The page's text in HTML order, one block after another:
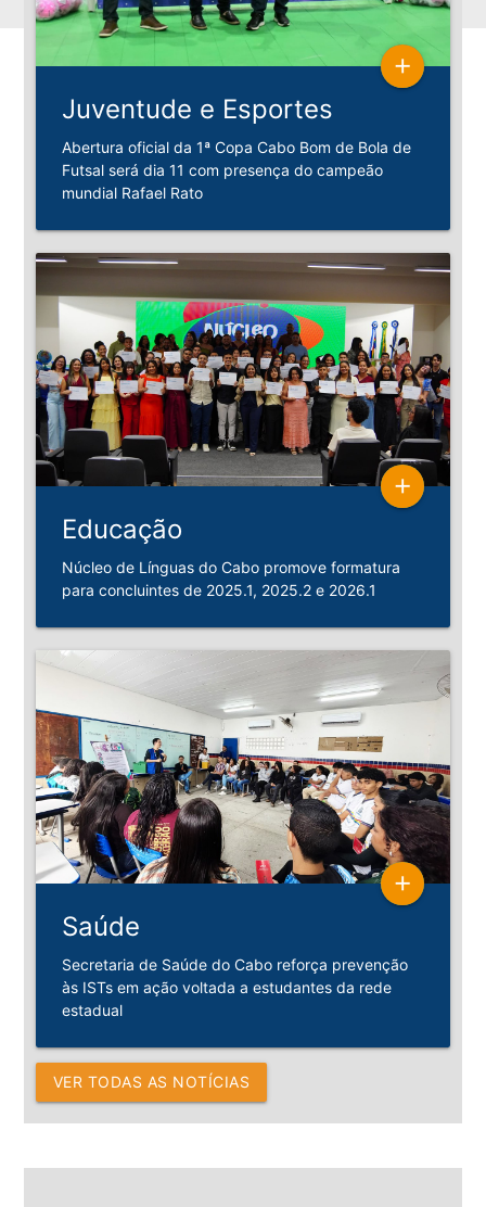
add
Juventude e Esportes
Abertura oficial da 1ª Copa Cabo Bom de Bola de
Futsal será dia 11 com presença do campeão
mundial Rafael Rato
add
Educação
Núcleo de Línguas do Cabo promove formatura
para concluintes de 2025.1, 2025.2 e 2026.1
add
Saúde
Secretaria de Saúde do Cabo reforça prevenção
às ISTs em ação voltada a estudantes da rede
estadual
VER TODAS AS NOTÍCIAS